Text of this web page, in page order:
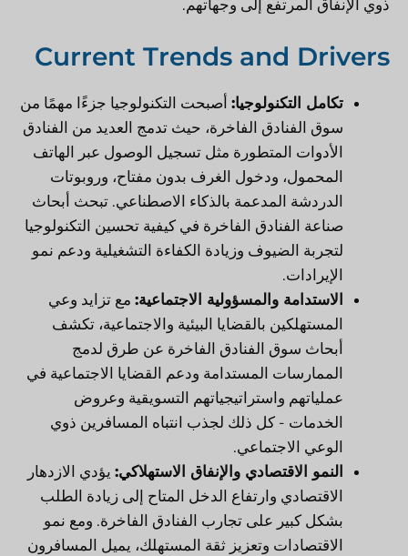
ذوي الإنفاق المرتفع إلى وجهاتهم.
Current Trends and Drivers
تكامل التكنولوجيا: أصبحت التكنولوجيا جزءًا مهمًا من
سوق الفنادق الفاخرة، حيث تدمج العديد من الفنادق
الأدوات المتطورة مثل تسجيل الوصول عبر الهاتف
المحمول، ودخول الغرف بدون مفتاح، وروبوتات
الدردشة المدعمة بالذكاء الاصطناعي. تبحث أبحاث
صناعة الفنادق الفاخرة في كيفية تحسين التكنولوجيا
لتجربة الضيوف وزيادة الكفاءة التشغيلية ودعم نمو
الإيرادات.
الاستدامة والمسؤولية الاجتماعية: مع تزايد وعي
المستهلكين بالقضايا البيئية والاجتماعية، تكشف
أبحاث سوق الفنادق الفاخرة عن طرق لدمج
الممارسات المستدامة ودعم القضايا الاجتماعية في
عملياتهم واستراتيجياتهم التسويقية وعروض
الخدمات - كل ذلك لجذب انتباه المسافرين ذوي
الوعي الاجتماعي.
النمو الاقتصادي والإنفاق الاستهلاكي: يؤدي الازدهار
الاقتصادي وارتفاع الدخل المتاح إلى زيادة الطلب
بشكل كبير على تجارب الفنادق الفاخرة. ومع نمو
الاقتصادات وتعزيز ثقة المستهلك، يميل المسافرون